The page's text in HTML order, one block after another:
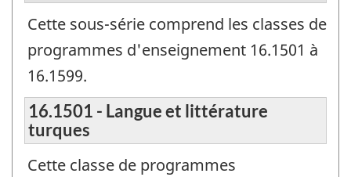
Cette sous-série comprend les classes de
programmes d'enseignement 16.1501 à
16.1599.
16.1501 - Langue et littérature
turques
Cette classe de programmes